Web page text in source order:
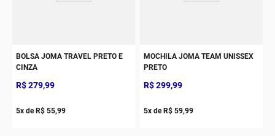
BOLSA JOMA TRAVEL PRETO E
CINZA
R$279,99
5x de R$ 55,99
MOCHILA JOMA TEAM UNISSEX
PRETO
R$299,99
5x de R$ 59,99